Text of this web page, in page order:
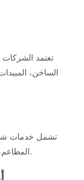
تعتمد الشركات
الساخن،
تشمل خدمات
المطاعم، والمستودعات، مما يجعلها شاملة لجميع الاحتياجات.